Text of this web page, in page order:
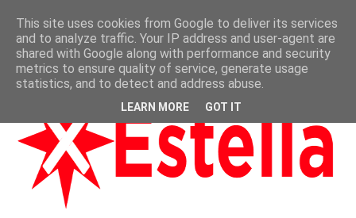
This site uses cookies from Google to deliver its services
and to analyze traffic. Your IP address and user-agent are
shared with Google along with performance and security
metrics to ensure quality of service, generate usage
statistics, and to detect and address abuse.
LEARN MORE GOT IT